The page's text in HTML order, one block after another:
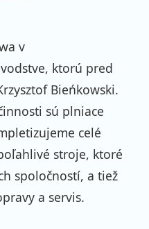
v
ktorú pred
Bieńkowski.
sú plniace
celé
stroje, ktoré
spoločností, a tiež
a servis.